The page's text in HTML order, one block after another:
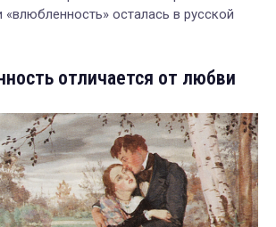
осталась в русской
отличается от любви